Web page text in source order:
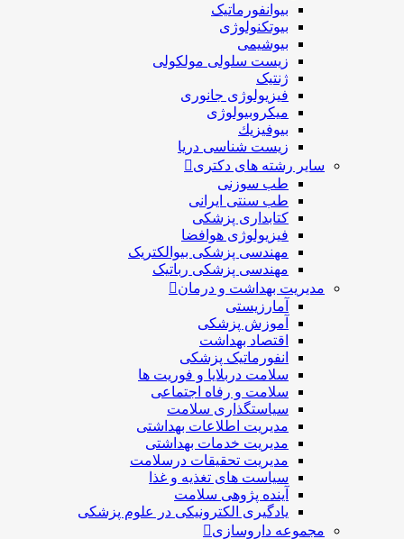
بیوانفورماتیک
بیوتکنولوژی
بیوشیمی
زیست سلولی مولکولی
ژنتیک
فیزیولوژی جانوری
میکروبیولوژی
بيوفيزيك
زیست شناسی دریا
سایر رشته های دکتری
طب سوزنی
طب سنتی ایرانی
کتابداری پزشکی
فیزیولوژی هوافضا
مهندسی پزشکی بیوالکتریک
مهندسی پزشکی رباتیک
مدیریت بهداشت و درمان
آمارزیستی
آموزش پزشکی
اقتصاد بهداشت
انفورماتیک پزشکی
سلامت دربلايا و فوريت ها
سلامت و رفاه اجتماعی
سیاستگذاری سلامت
مدیریت اطلاعات بهداشتی
مدیریت خدمات بهداشتی
مدیریت تحقیقات درسلامت
سیاست های تغذیه و غذا
آینده پژوهی سلامت
یادگیری الکترونیکی در علوم پزشکی
مجموعه داروسازی